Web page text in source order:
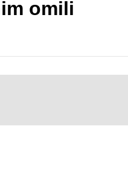
omili